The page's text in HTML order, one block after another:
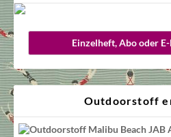
Einzelheft, Abo oder
Outdoorstoff